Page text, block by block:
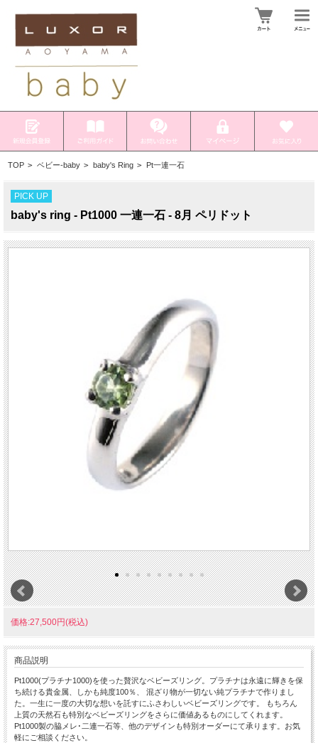
TOP > ベビー-baby > baby's Ring > Pt一連一石
PICK UP
baby's ring - Pt1000 一連一石 - 8月 ペリドット
価格:27,500円(税込)
商品説明
Pt1000(プラチナ1000)を使った贅沢なベビーズリング。プラチナは永遠に輝きを保
ち続ける貴金属、しかも純度100％、 混ざり物が一切ない純プラチナで作りまし
た。一生に一度の大切な想いを託すにふさわしいベビーズリングです。 もちろん
上質の天然石も特別なベビーズリングをさらに価値あるものにしてくれます。
Pt1000製の脇メレ･二連一石等、他のデザインも特別オーダーにて承ります。お気
軽にご相談ください。